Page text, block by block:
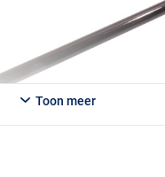
Toon meer